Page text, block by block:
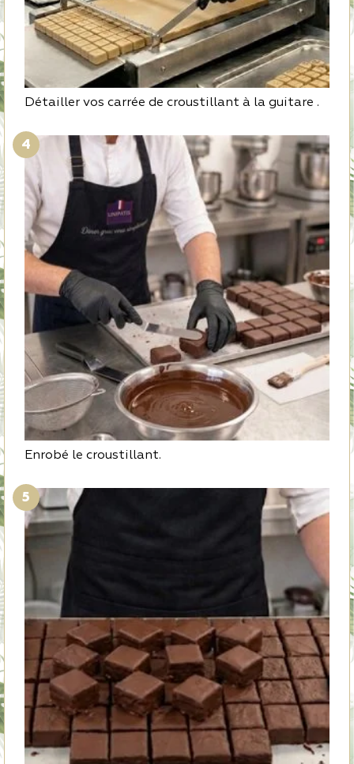
Détailler vos carrée de croustillant à la guitare .
4
Enrobé le croustillant.
5